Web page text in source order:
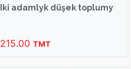
Iki adamlyk düşek toplumy
215.00 TMT